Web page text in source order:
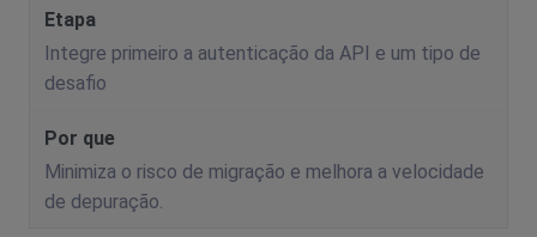
Integre primeiro a autenticação da API e um tipo de
desafio
Minimiza o risco de migração e melhora a velocidade
de depuração.